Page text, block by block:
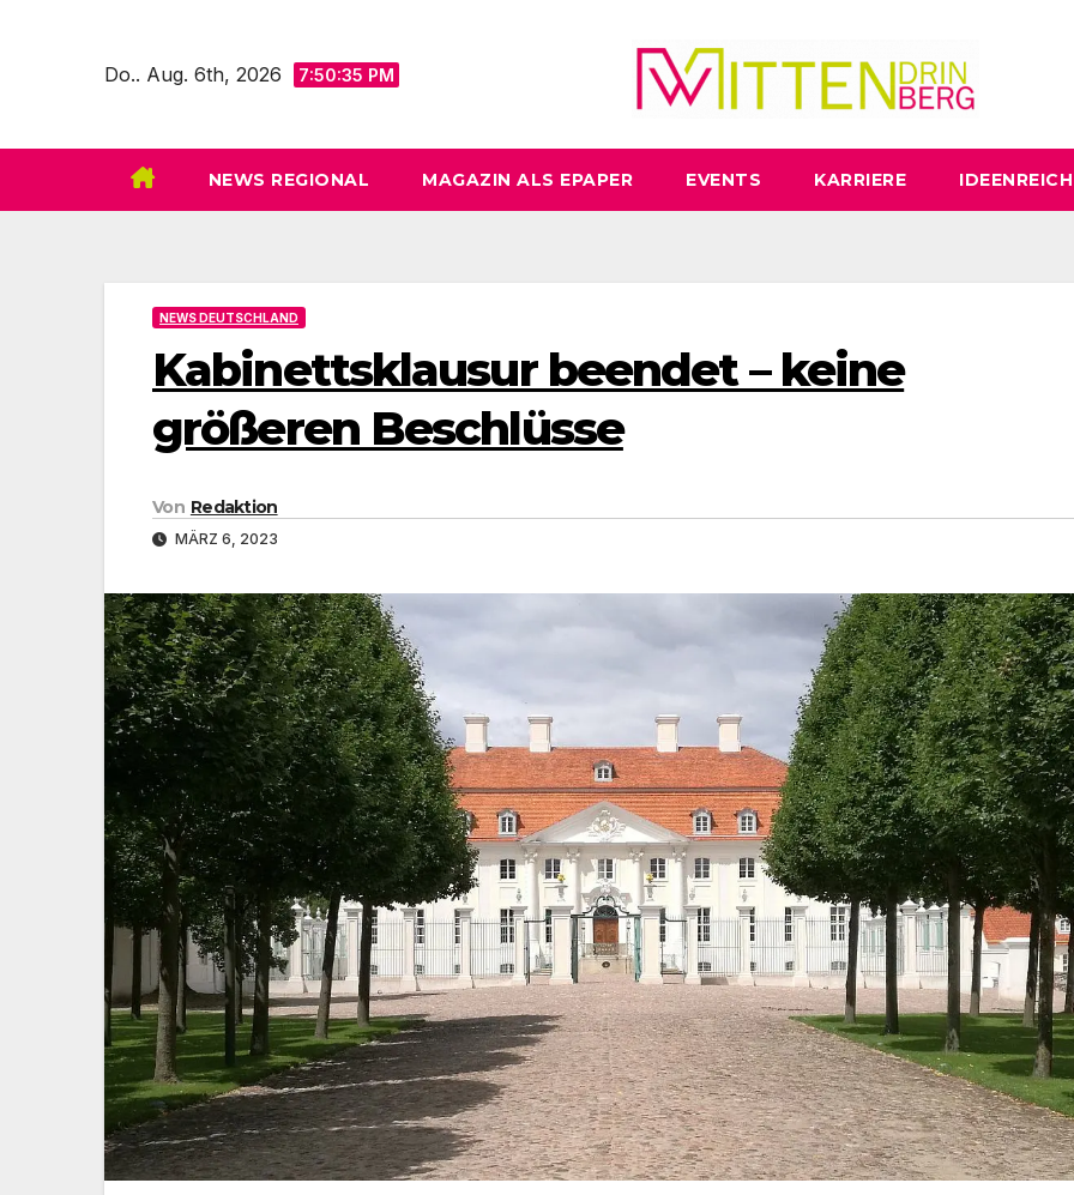
Do.. Aug. 6th, 2026 7:50:36 PM
NEWS REGIONAL MAGAZIN ALS EPAPER EVENTS KARRIERE IDEENREICH
NEWS DEUTSCHLAND
Kabinettsklausur beendet – keine
größeren Beschlüsse
Von Redaktion
MÄRZ 6, 2023